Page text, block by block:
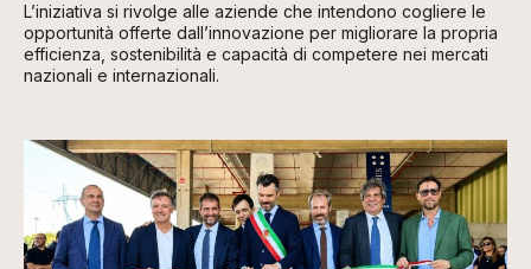
L’iniziativa si rivolge alle aziende che intendono cogliere le
opportunità offerte dall’innovazione per migliorare la propria
efficienza, sostenibilità e capacità di competere nei mercati
nazionali e internazionali.